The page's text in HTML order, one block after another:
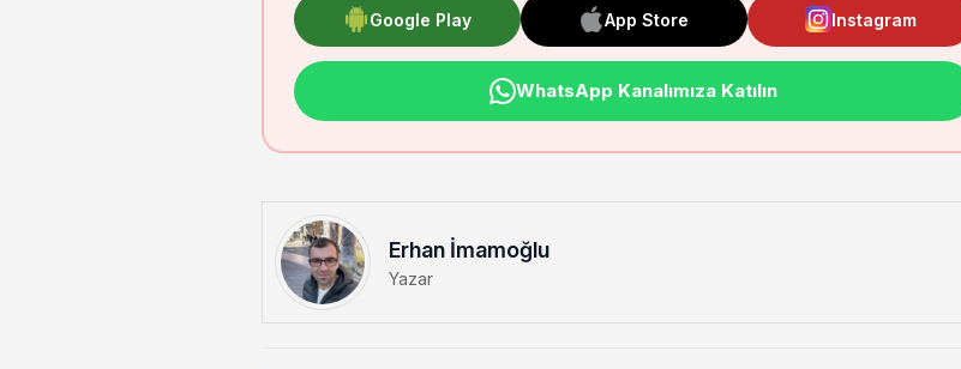
Google Play App Store Instagram
WhatsApp Kanalımıza Katılın
Erhan İmamoğlu
Yazar